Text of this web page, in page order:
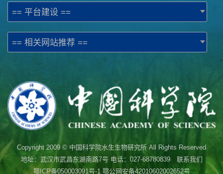
== 平台建设 ==
== 相关网站推荐 ==
Copyright 2009 © 中国科学院水生生物研究所 All Rights Reserved
地址：武汉市武昌东湖南路7号 电话：027-68780839 联系我们
鄂ICP备050003091号-1鄂公网安备42010602002652号